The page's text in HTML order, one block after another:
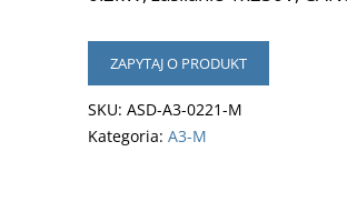
ZAPYTAJ O PRODUKT
SKU: ASD-A3-0221-M
Kategoria: A3-M